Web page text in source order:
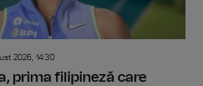
2026, 14:30
prima filipineză care